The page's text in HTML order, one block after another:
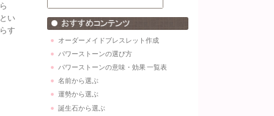
い
す
オーダーメイドブレスレット作成
パワーストーンの選び方
パワーストーンの意味・効果 一覧表
名前から選ぶ
運勢から選ぶ
誕生石から選ぶ